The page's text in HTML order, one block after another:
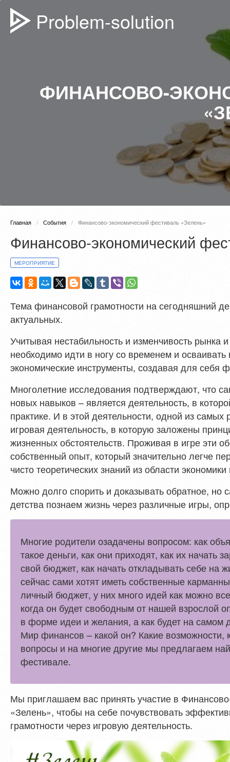
Problem-solution
ФИНАНСОВО-
Главная События Финансово-экономический фестиваль «Зелень»
Финансово-экономический
МЕРОПРИЯТИЕ
Тема финансовой грамотности на сегодняшний
актуальных.
Учитывая нестабильность и изменчивость рынка
необходимо идти в ногу со временем и
экономические инструменты, создавая для себя
Многолетние исследования подтверждают, что
новых навыков – является деятельность, в
практике. И в этой деятельности, одной из самых
игровая деятельность, в которую заложены
жизненных обстоятельств. Проживая в игре эти
собственный опыт, который значительно легче
чисто теоретических знаний из области
Можно долго спорить и доказывать обратное, но
детства познаем жизнь через различные игры,
Многие родители озадачены вопросом: как
такое деньги, как они приходят, как их начать
свой бюджет, как начать откладывать себе на
сейчас сами хотят иметь собственные
личный бюджет, у них много идей как можно все
когда он будет свободным от нашей взрослой
в форме идеи и желания, а как будет на самом
Мир финансов – какой он? Какие возможности,
вопросы и на многие другие мы предлагаем
фестивале.
Мы приглашаем вас принять участие в
«Зелень», чтобы на себе почувствовать
грамотности через игровую деятельность.